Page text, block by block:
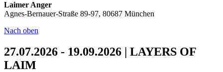
Laimer Anger
Agnes-Bernauer-Straße 89-97, 80687 München
Nach oben
27.07.2026 - 19.09.2026 | LAYERS OF
LAIM